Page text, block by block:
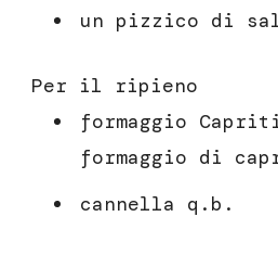
un pizzico di
Per il ripieno
formaggio
formaggio di
cannella q.b.